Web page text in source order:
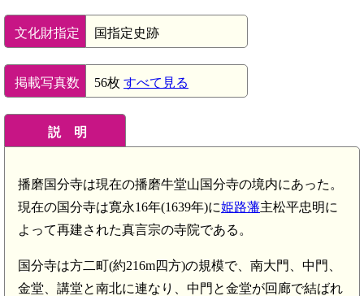
文化財指定 国指定史跡
掲載写真数 56枚 すべて見る
説 明
播磨国分寺は現在の播磨牛堂山国分寺の境内にあった。
現在の国分寺は寛永16年(1639年)に姫路藩主松平忠明に
よって再建された真言宗の寺院である。
国分寺は方二町(約216m四方)の規模で、南大門、中門、
金堂、講堂と南北に連なり、中門と金堂が回廊で結ばれ